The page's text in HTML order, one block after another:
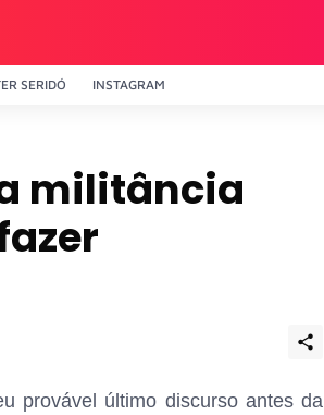
SERIDÓ INSTAGRAM
militância
provável último discurso antes da